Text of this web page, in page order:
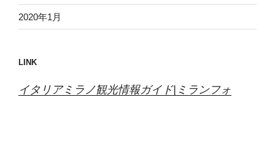
2020年1月
LINK
イタリアミラノ観光情報ガイド|ミランフォ